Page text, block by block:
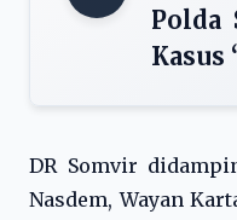
Polda
Kasus
DR Somvir
Nasdem, Wayan